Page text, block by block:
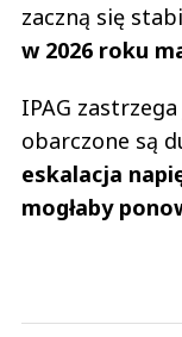
zaczną się
w 2026 roku
IPAG
obarczone są
eskalacja
mogłaby